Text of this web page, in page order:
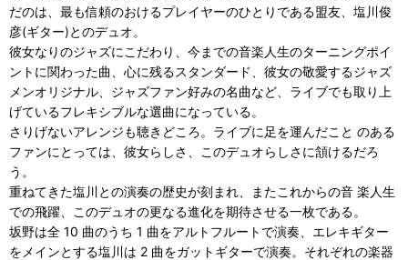
だのは、最も信頼のおけるプレイヤーのひとりである盟友、塩川俊
彦(ギター)とのデュオ。
彼女なりのジャズにこだわり、今までの音楽人生のターニングポイ
ントに関わった曲、心に残るスタンダード、彼女の敬愛するジャズ
メンオリジナル、ジャズファン好みの名曲など、ライブでも取り上
げているフレキシブルな選曲になっている。
さりげないアレンジも聴きどころ。ライブに足を運んだこと のある
ファンにとっては、彼女らしさ、このデュオらしさに頷けるだろ
う。
重ねてきた塩川との演奏の歴史が刻まれ、またこれからの音 楽人生
での飛躍、このデュオの更なる進化を期待させる一枚である。
坂野は全 10 曲のうち 1 曲をアルトフルートで演奏、エレキギター
をメインとする塩川は 2 曲をガットギターで演奏。それぞれの楽器